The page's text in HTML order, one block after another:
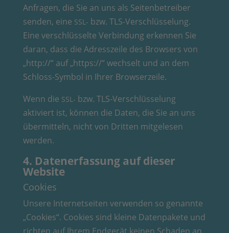
Anfragen, die Sie an uns als Seitenbetreiber
senden, eine SSL- bzw. TLS-Verschlüsselung.
Eine verschlüsselte Verbindung erkennen Sie
daran, dass die Adresszeile des Browsers von
„http://“ auf „https://“ wechselt und an dem
Schloss-Symbol in Ihrer Browserzeile.
Wenn die SSL- bzw. TLS-Verschlüsselung
aktiviert ist, können die Daten, die Sie an uns
übermitteln, nicht von Dritten mitgelesen
werden.
4. Datenerfassung auf dieser
Website
Cookies
Unsere Internetseiten verwenden so genannte
„Cookies“. Cookies sind kleine Datenpakete und